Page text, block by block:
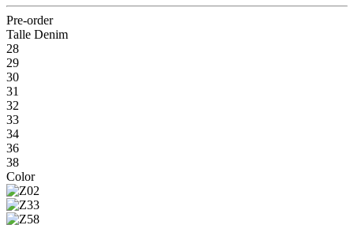
Pre-order
Talle Denim
28
29
30
31
32
33
34
36
38
Color